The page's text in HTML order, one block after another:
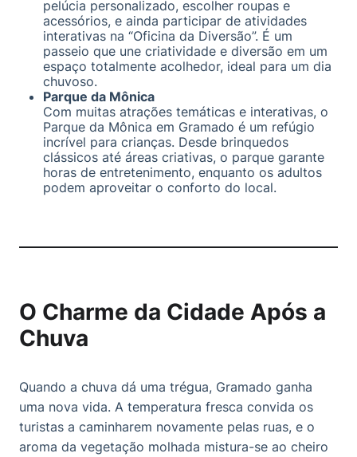
pelúcia personalizado, escolher roupas e
acessórios, e ainda participar de atividades
interativas na “Oficina da Diversão”. É um
passeio que une criatividade e diversão em um
espaço totalmente acolhedor, ideal para um dia
chuvoso.
Parque da Mônica
Com muitas atrações temáticas e interativas, o
Parque da Mônica em Gramado é um refúgio
incrível para crianças. Desde brinquedos
clássicos até áreas criativas, o parque garante
horas de entretenimento, enquanto os adultos
podem aproveitar o conforto do local.
O Charme da Cidade Após a
Chuva
Quando a chuva dá uma trégua, Gramado ganha
uma nova vida. A temperatura fresca convida os
turistas a caminharem novamente pelas ruas, e o
aroma da vegetação molhada mistura-se ao cheiro